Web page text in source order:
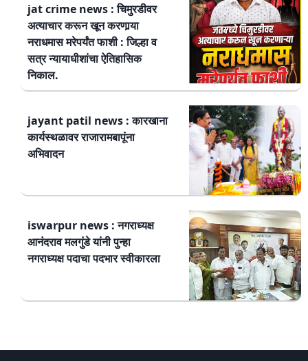
jat crime news : चिमुरडीवर
अत्याचार करून खून करणार्‍या
नराधमास मरेपर्यंत फाशी : जिल्हा व
सत्र न्यायाधीशांचा ऐतिहासिक
निकाल.
jayant patil news : कारखाना
कार्यस्थळावर राजारामबापूंना
अभिवादन
iswarpur news : नगराध्यक्ष
आनंदराव मलगुंडे यांनी पुन्हा
नगराध्यक्ष पदाचा पदभार स्वीकारला